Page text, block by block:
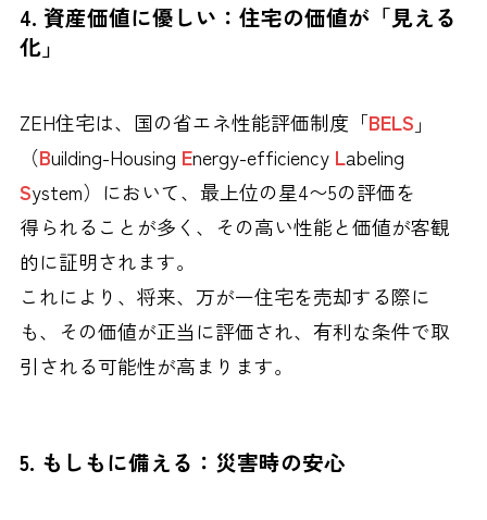
4. 資産価値に優しい：住宅の価値が「見える
化」
ZEH住宅は、国の省エネ性能評価制度「BELS 」
（Building-Housing Energy-efficiency Labeling
System）において、最上位の星4〜5の評価を
得られることが多く、その高い性能と価値が客観
的に証明されます。
これにより、将来、万が一住宅を売却する際に
も、その価値が正当に評価され、有利な条件で取
引される可能性が高まります。
5. もしもに備える：災害時の安心